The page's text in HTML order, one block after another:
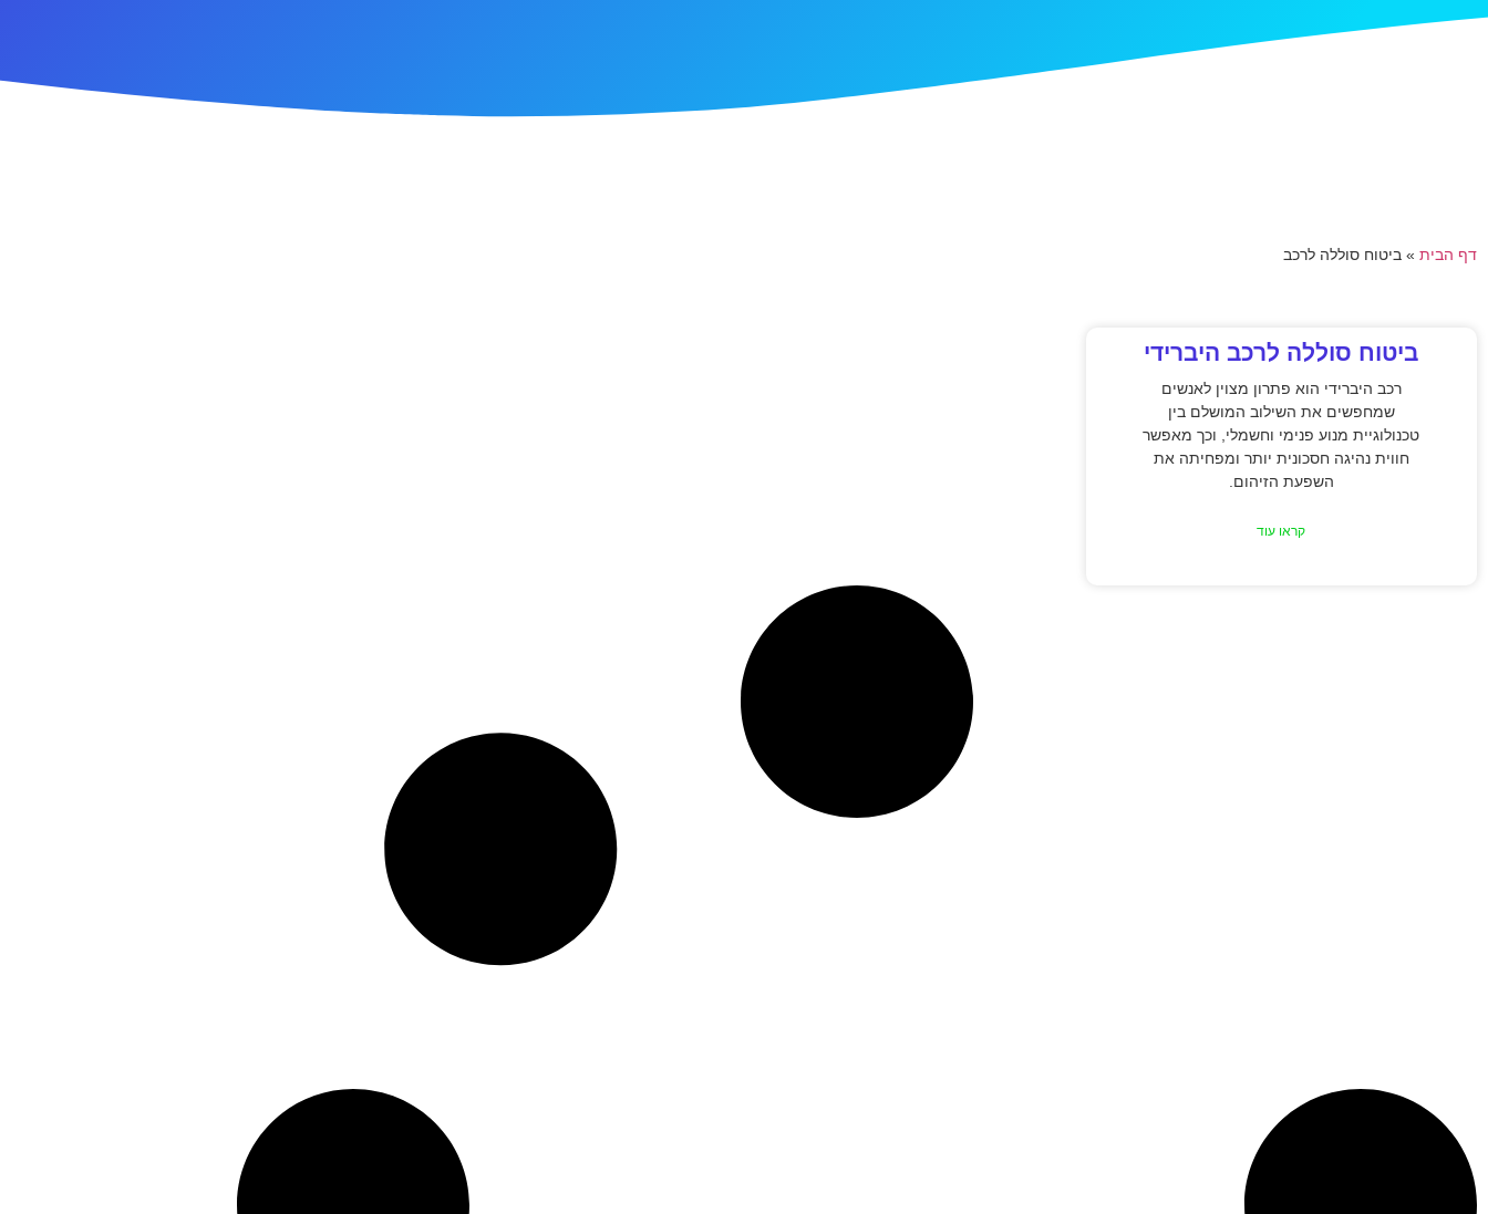
דף הבית » ביטוח סוללה לרכב
ביטוח סוללה לרכב היברידי
רכב היברידי הוא פתרון מצוין לאנשים
שמחפשים את השילוב המושלם בין
טכנולוגיית מנוע פנימי וחשמלי, וכך מאפשר
חווית נהיגה חסכונית יותר ומפחיתה את
השפעת הזיהום.
קראו עוד